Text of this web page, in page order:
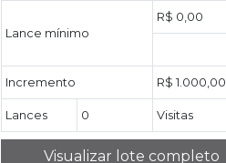
Lance mínimo
R$ 0,00
Incremento R$ 1.000,00
Lances 0 Visitas
Visualizar lote completo